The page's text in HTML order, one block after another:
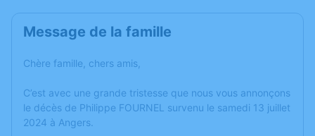
Message de la famille
Chère famille, chers amis,
C’est avec une grande tristesse que nous vous annonçons
le décès de Philippe FOURNEL survenu le samedi 13 juillet
2024 à Angers.